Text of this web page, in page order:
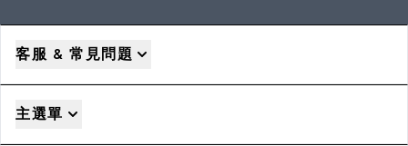
客服 & 常見問題
主選單